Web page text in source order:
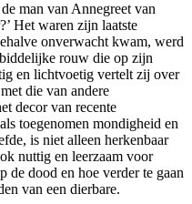
man van Annegreet van
Het waren zijn laatste
onverwacht kwam, werd
rouw die op zijn
en lichtvoetig vertelt zij over
die van andere
decor van recente
toegenomen mondigheid en
is niet alleen herkenbaar
nuttig en leerzaam voor
de dood en hoe verder te gaan
van een dierbare.